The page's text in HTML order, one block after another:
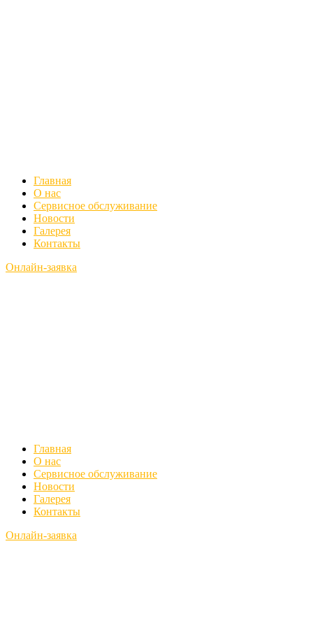
Главная
О нас
Сервисное обслуживание
Новости
Галерея
Контакты
Онлайн-заявка
Главная
О нас
Сервисное обслуживание
Новости
Галерея
Контакты
Онлайн-заявка